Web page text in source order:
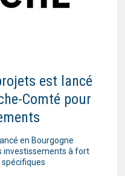
est lancé
Comté pour
en Bourgogne
investissements à fort